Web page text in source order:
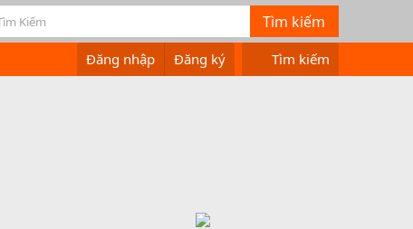
Đăng nhập Đăng ký Tìm kiếm